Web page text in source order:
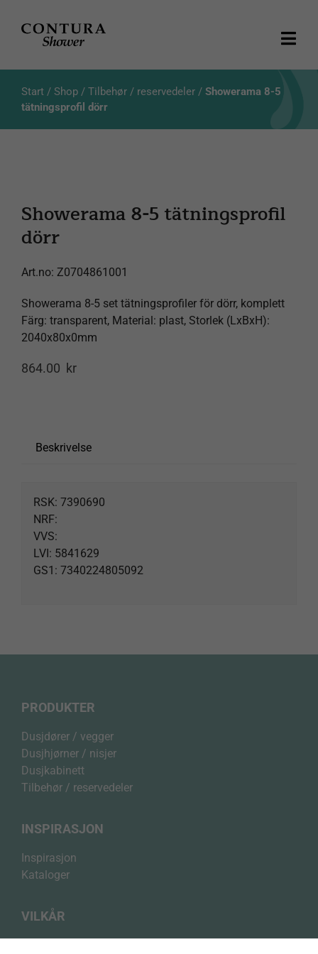
Kataloger
Om oss
Kundservice
Products
search
Start/ Shop/ Tilbehør / reservedeler/ Showerama 8-5
tätningsprofil dörr
Showerama 8-5 tätningsprofil
dörr
Art.no: Z0704861001
Showerama 8-5 set tätningsprofiler för dörr, komplett
Färg: transparent, Material: plast, Storlek (LxBxH):
2040x80x0mm
864.00 kr
Beskrivelse
RSK: 7390690
NRF:
VVS:
LVI: 5841629
GS1: 7340224805092
PRODUKTER
Dusjdører / vegger
Dusjhjørner / nisjer
Dusjkabinett
Tilbehør / reservedeler
INSPIRASJON
Inspirasjon
Kataloger
VILKÅR